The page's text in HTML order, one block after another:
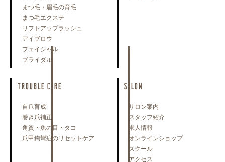
まつ毛・眉毛の育毛
まつ毛エクステ
リフトアップラッシュ
アイブロウ
フェイシャル
ブライダル
TROUBLE CARE
自爪育成
巻き爪補正
角質・魚の目・タコ
爪甲鉤彎症のリセットケア
SALON
サロン案内
スタッフ紹介
求人情報
オンラインショップ
スクール
アクセス